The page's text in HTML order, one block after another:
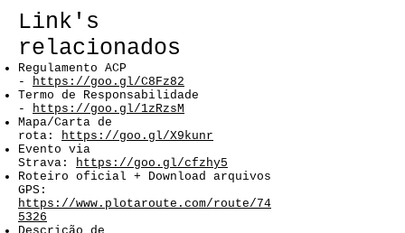
Link's
relacionados
Regulamento ACP
- https://goo.gl/C8Fz82
Termo de Responsabilidade
- https://goo.gl/1zRzsM
Mapa/Carta de
rota: https://goo.gl/X9kunr
Evento via
Strava: https://goo.gl/cfzhy5
Roteiro oficial + Download arquivos
GPS:
https://www.plotaroute.com/route/74
5326